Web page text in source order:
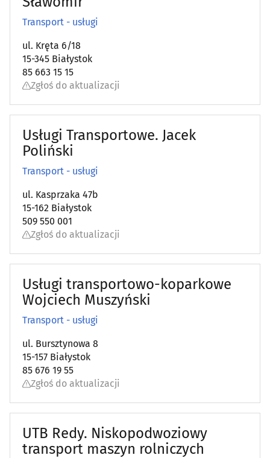
Transport - usługi
ul. Kręta 6/18
15-345 Białystok
85 663 15 15
Zgłoś do aktualizacji
Usługi Transportowe. Jacek
Poliński
Transport - usługi
ul. Kasprzaka 47b
15-162 Białystok
509 550 001
Zgłoś do aktualizacji
Usługi transportowo-koparkowe
Wojciech Muszyński
Transport - usługi
ul. Bursztynowa 8
15-157 Białystok
85 676 19 55
Zgłoś do aktualizacji
UTB Redy. Niskopodwoziowy
transport maszyn rolniczych